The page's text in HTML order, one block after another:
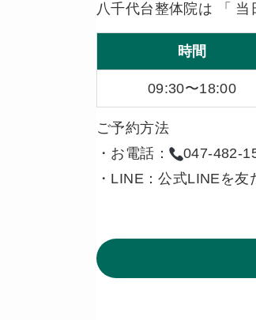
八千代台整体院は 「 当
時間
09:30〜18:00
ご予約方法
・お電話：
047-482-
・LINE：公式LINEを